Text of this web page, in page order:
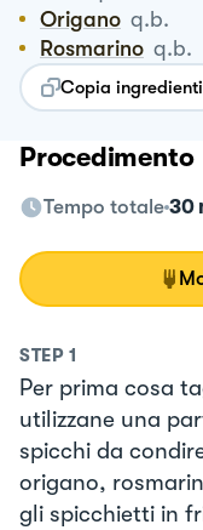
Origano q.b.
Rosmarino q.b.
Copia ingredienti
Procedimento
Tempo totale 30
STEP 1
Per prima cosa
utilizzane una
spicchi da
origano,
gli spicchietti in